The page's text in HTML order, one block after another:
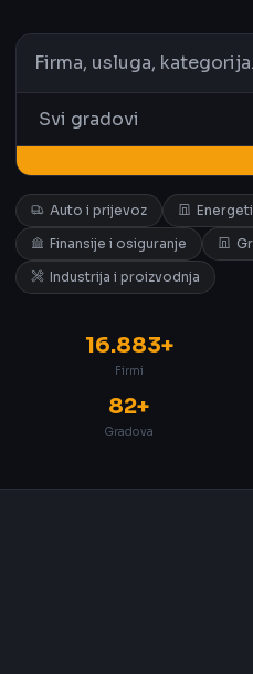
Auto i prijevoz
Finansije i osiguranje
Industrija i proizvodnja
16.883+
Firmi
82+
Gradova